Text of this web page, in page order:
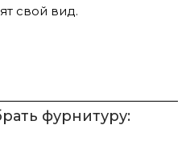
свой вид.
фурнитуру: